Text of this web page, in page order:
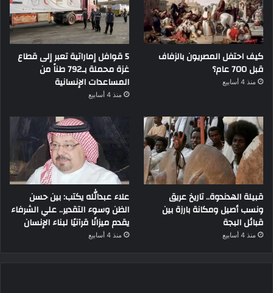
كيف احتفل المصريون بالزفاف
قبل 700 عام؟
منذ 4 أسابيع
5 قوافل إماراتية تعبر إلى قطاع
غزة محملة بـ792 طناً من
المساعدات الإنسانية
منذ 4 أسابيع
قبيلة الهدندوة.. تاريخ عريق
ونسب أصيل ومكانة بارزة بين
قبائل البجة
منذ 4 أسابيع
علاء عبدالله يكتب: بين حسن
الظن وسوء التقدير.. علي الشرفاء
يقدم ميزانًا قرآنيًا لبناء الإنسان
منذ 4 أسابيع